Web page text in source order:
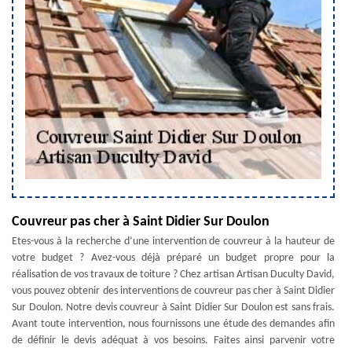
Couvreur pas cher à Saint Didier Sur Doulon
Etes-vous à la recherche d’une intervention de couvreur à la hauteur de
votre budget ? Avez-vous déjà préparé un budget propre pour la
réalisation de vos travaux de toiture ? Chez artisan Artisan Duculty David,
vous pouvez obtenir des interventions de couvreur pas cher à Saint Didier
Sur Doulon. Notre devis couvreur à Saint Didier Sur Doulon est sans frais.
Avant toute intervention, nous fournissons une étude des demandes afin
de définir le devis adéquat à vos besoins. Faites ainsi parvenir votre